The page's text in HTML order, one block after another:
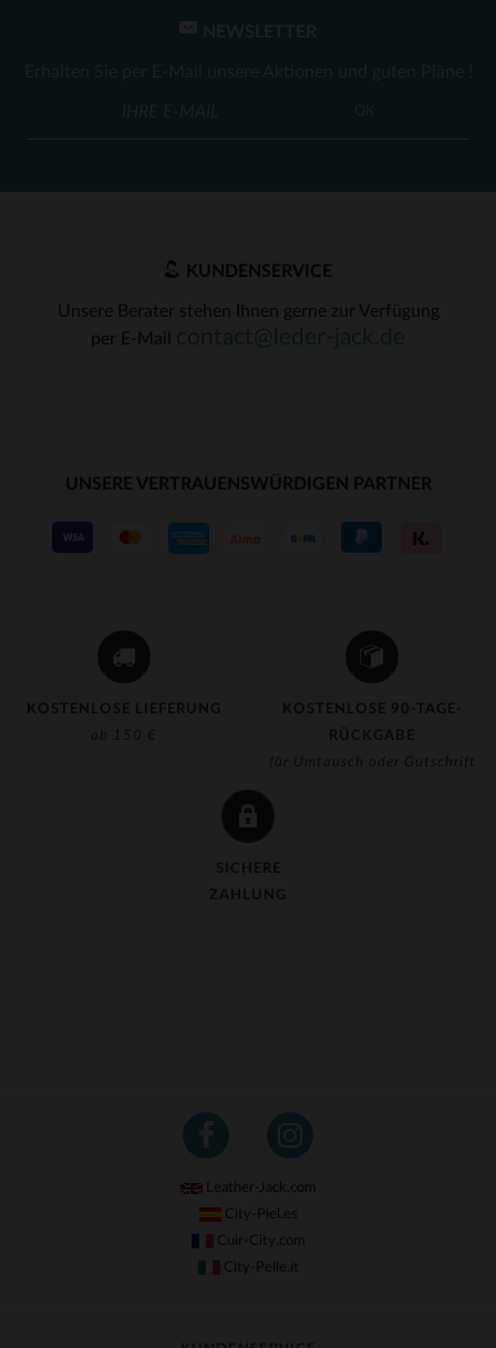
KOSTENLOSE LIEFERUNG
ab 150 €
KOSTENLOSE 90-TAGE-
RÜCKGABE
für Umtausch oder Gutschrift
SICHERE
ZAHLUNG
NEWSLETTER
Erhalten Sie per E-Mail unsere Aktionen und guten Pläne !
OK
KUNDENSERVICE
Unsere Berater stehen Ihnen gerne zur Verfügung
per E-Mail
UNSERE VERTRAUENSWÜRDIGEN PARTNER
Leather-Jack.com
City-Piel.es
Cuir-City.com
City-Pelle.it